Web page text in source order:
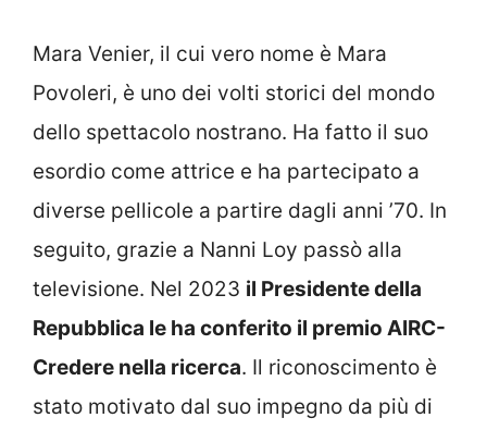
Mara Venier, il cui vero nome è Mara
Povoleri, è uno dei volti storici del mondo
dello spettacolo nostrano. Ha fatto il suo
esordio come attrice e ha partecipato a
diverse pellicole a partire dagli anni ’70. In
seguito, grazie a Nanni Loy passò alla
televisione. Nel 2023 il Presidente della
Repubblica le ha conferito il premio AIRC-
Credere nella ricerca. Il riconoscimento è
stato motivato dal suo impegno da più di